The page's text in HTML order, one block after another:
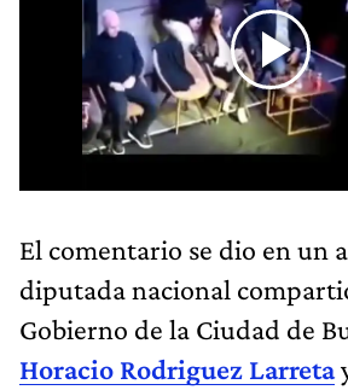
El comentario se dio en un
diputada nacional
Gobierno de la Ciudad de
Horacio Rodriguez Larreta